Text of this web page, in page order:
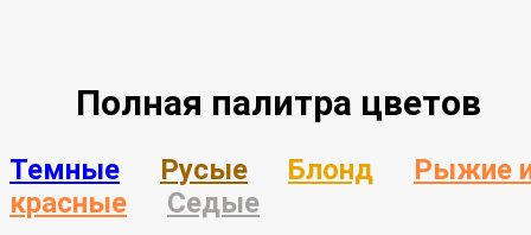
Полная палитра цветов
Темные Русые Блонд
Рыжие
красные
Седые